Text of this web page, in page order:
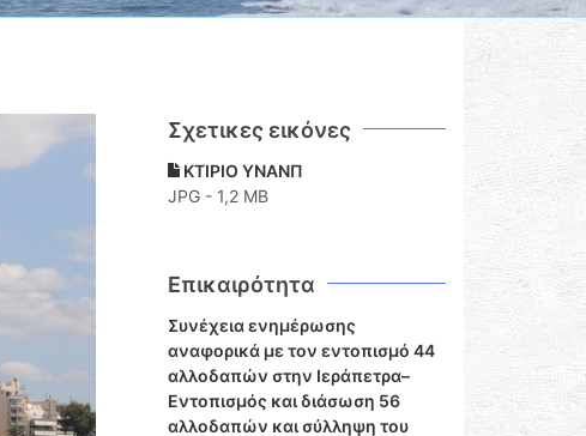
Σχετικες εικόνες
ΚΤΙΡΙΟ ΥΝΑΝΠ
JPG - 1,2 MB
Επικαιρότητα
Συνέχεια ενημέρωσης
αναφορικά με τον εντοπισμό 44
αλλοδαπών στην Ιεράπετρα–
Εντοπισμός και διάσωση 56
αλλοδαπών και σύλληψη του